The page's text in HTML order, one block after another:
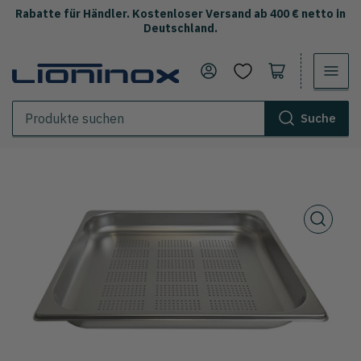
Rabatte für Händler. Kostenloser Versand ab 400 € netto in
Deutschland.
Produkte
Suche
Anmelden Warenkorb öffnen
Öffne
die
Mediathek
1